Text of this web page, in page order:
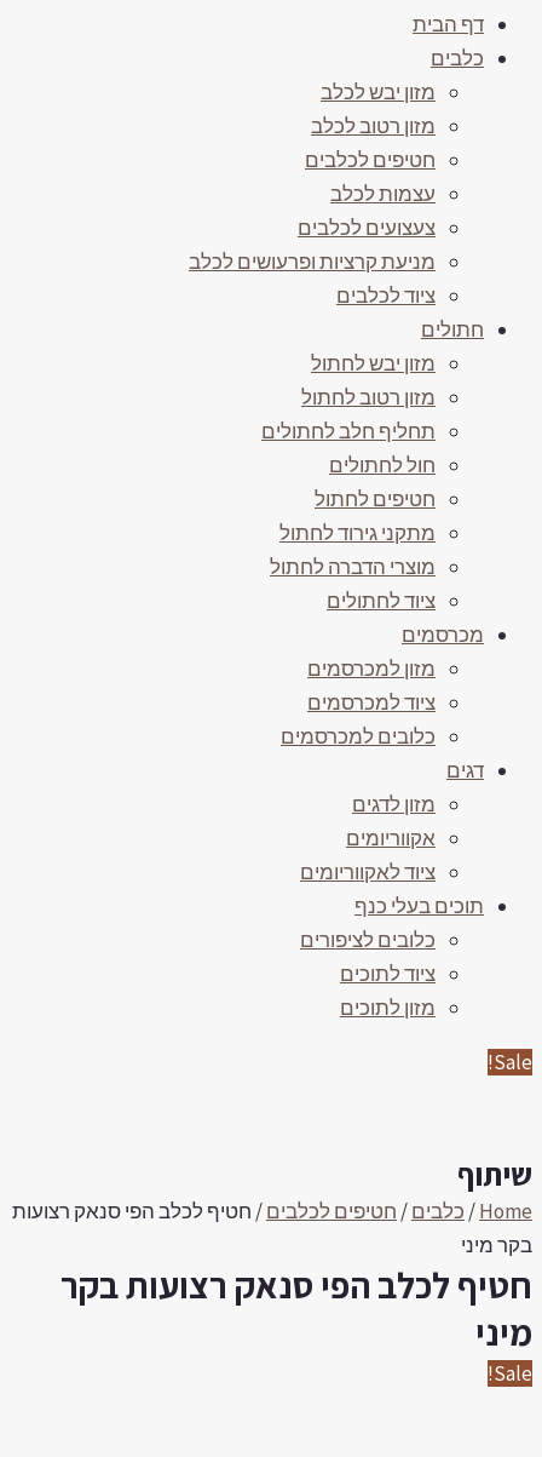
דף הבית
כלבים
מזון יבש לכלב
מזון רטוב לכלב
חטיפים לכלבים
עצמות לכלב
צעצועים לכלבים
מניעת קרציות ופרעושים לכלב
ציוד לכלבים
חתולים
מזון יבש לחתול
מזון רטוב לחתול
תחליף חלב לחתולים
חול לחתולים
חטיפים לחתול
מתקני גירוד לחתול
מוצרי הדברה לחתול
ציוד לחתולים
מכרסמים
מזון למכרסמים
ציוד למכרסמים
כלובים למכרסמים
דגים
מזון לדגים
אקווריומים
ציוד לאקווריומים
תוכים בעלי כנף
כלובים לציפורים
ציוד לתוכים
מזון לתוכים
/כלבים/חטיפים לכלבים/ חטיף לכלב הפי סנאק רצועות
מיני
לכלב הפי סנאק רצועות בקר